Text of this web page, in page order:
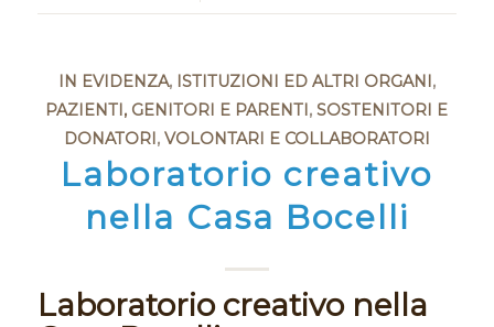
IN EVIDENZA, ISTITUZIONI ED ALTRI ORGANI ,
PAZIENTI, GENITORI E PARENTI ,SOSTENITORI E
DONATORI , VOLONTARI E COLLABORATORI
Laboratorio creativo
nella Casa Bocelli
Laboratorio creativo nella